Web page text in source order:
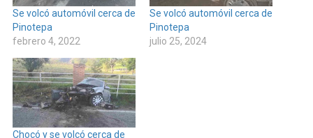
Se volcó automóvil cerca de
Pinotepa
febrero 4, 2022
Se volcó automóvil cerca de
Pinotepa
julio 25, 2024
Chocó y se volcó cerca de